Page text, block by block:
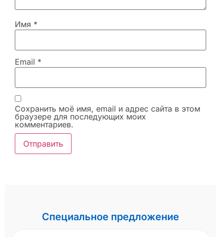
Имя *
Email *
Сохранить моё имя, email и адрес сайта в этом
браузере для последующих моих
комментариев.
Специальное предложение